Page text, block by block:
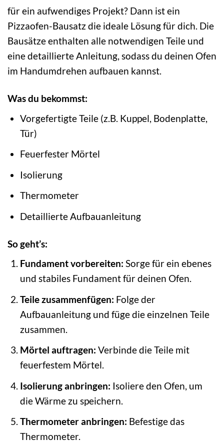
für ein aufwendiges Projekt? Dann ist ein
Pizzaofen-Bausatz die ideale Lösung für dich. Die
Bausätze enthalten alle notwendigen Teile und
eine detaillierte Anleitung, sodass du deinen Ofen
im Handumdrehen aufbauen kannst.
Was du bekommst:
Vorgefertigte Teile (z.B. Kuppel, Bodenplatte,
Tür)
Feuerfester Mörtel
Isolierung
Thermometer
Detaillierte Aufbauanleitung
So geht’s:
Fundament vorbereiten: Sorge für ein ebenes
und stabiles Fundament für deinen Ofen.
Teile zusammenfügen: Folge der
Aufbauanleitung und füge die einzelnen Teile
zusammen.
Mörtel auftragen: Verbinde die Teile mit
feuerfestem Mörtel.
Isolierung anbringen: Isoliere den Ofen, um
die Wärme zu speichern.
Thermometer anbringen: Befestige das
Thermometer.